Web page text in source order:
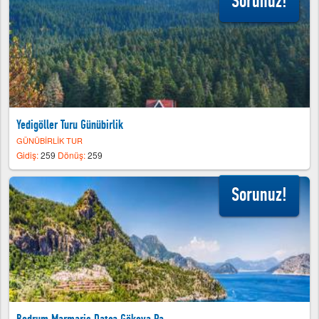
Yedigöller Turu Günübirlik
GÜNÜBİRLİK TUR
Gidiş:259 Dönüş:259
Sorunuz!